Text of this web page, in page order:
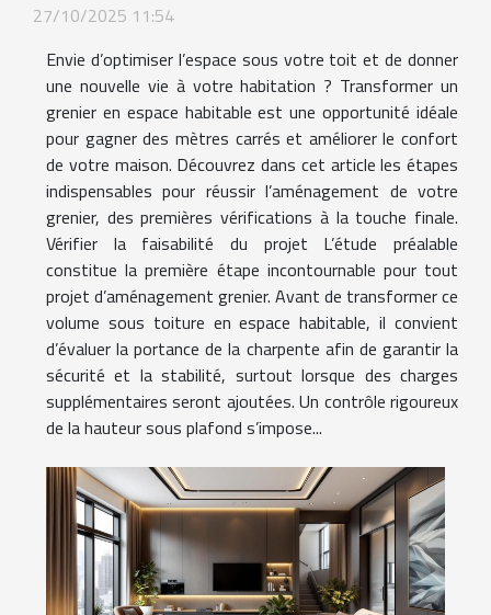
27/10/2025 11:54
Envie d’optimiser l’espace sous votre toit et de donner
une nouvelle vie à votre habitation ? Transformer un
grenier en espace habitable est une opportunité idéale
pour gagner des mètres carrés et améliorer le confort
de votre maison. Découvrez dans cet article les étapes
indispensables pour réussir l’aménagement de votre
grenier, des premières vérifications à la touche finale.
Vérifier la faisabilité du projet L’étude préalable
constitue la première étape incontournable pour tout
projet d’aménagement grenier. Avant de transformer ce
volume sous toiture en espace habitable, il convient
d’évaluer la portance de la charpente afin de garantir la
sécurité et la stabilité, surtout lorsque des charges
supplémentaires seront ajoutées. Un contrôle rigoureux
de la hauteur sous plafond s’impose...